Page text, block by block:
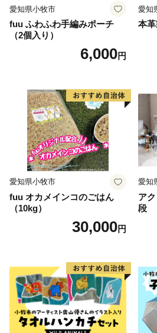
愛知県小牧市
fuu ふわふわ手編みポーチ
（2個入り）
6,000円
愛知
本
愛知県小牧市
fuu オカメインコのごはん
（10kg）
30,000円
愛知
ア
段